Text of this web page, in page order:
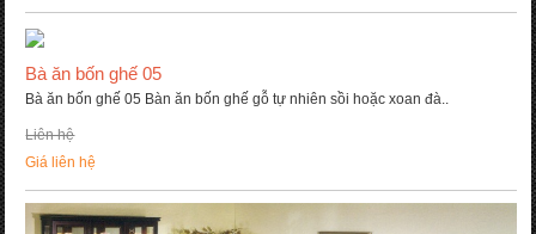
Bà ăn bốn ghế 05
Bà ăn bốn ghế 05 Bàn ăn bốn ghế gỗ tự nhiên sồi hoặc xoan đà..
Liên hệ
Giá liên hệ